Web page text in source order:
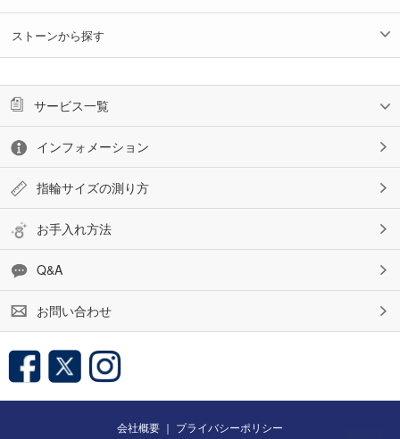
ストーンから探す
サービス一覧
インフォメーション
指輪サイズの測り方
お手入れ方法
Q&A
お問い合わせ
会社概要 ｜ プライバシーポリシー